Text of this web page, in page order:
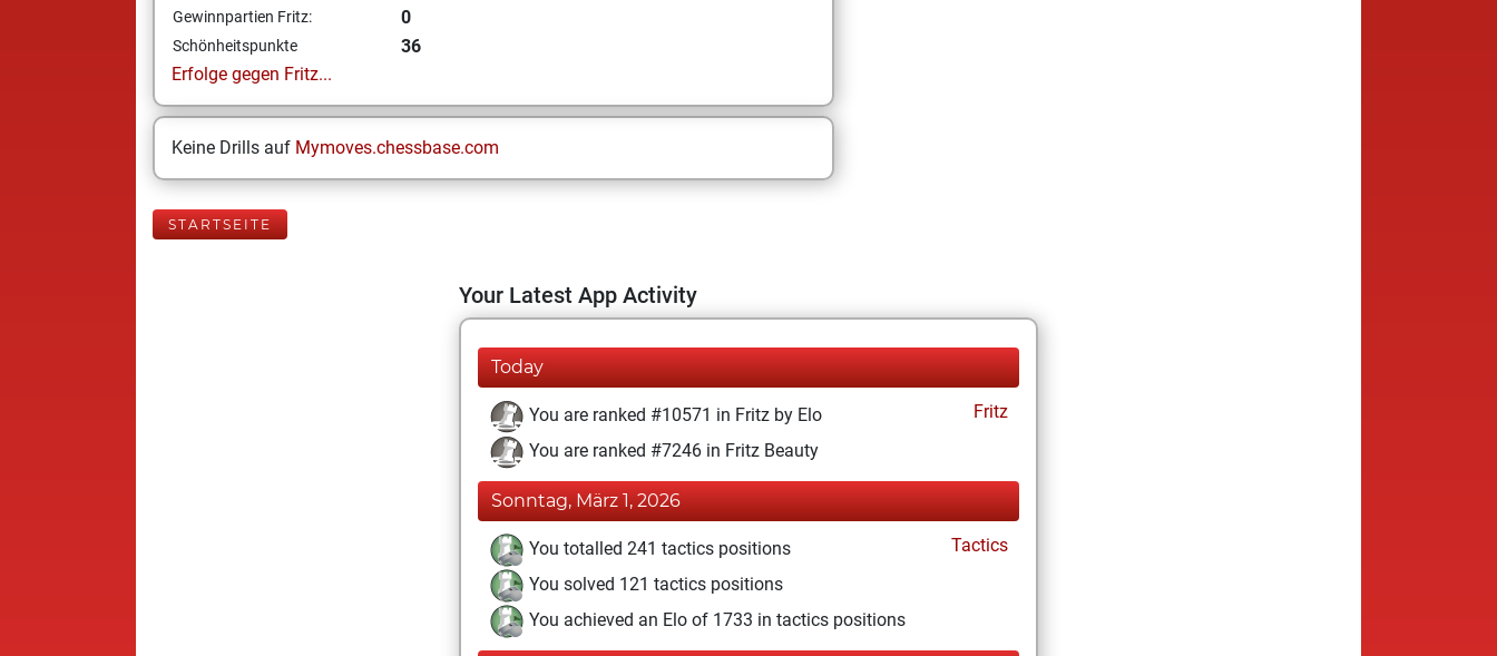
Gewinnpartien Fritz: 0
Schönheitspunkte
36
Erfolge gegen Fritz...
Keine Drills auf Mymoves.chessbase.com
STARTSEITE
Your Latest App Activity
Today
You are ranked #10571 in Fritz by Elo
Fritz
You are ranked #7246 in Fritz Beauty
Sonntag, März 1, 2026
You totalled 241 tactics positions
Tactics
You solved 121 tactics positions
You achieved an Elo of 1733 in tactics positions